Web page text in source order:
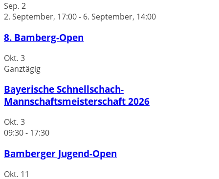
Sep. 2
2. September, 17:00- 6. September, 14:00
8. Bamberg-Open
Okt. 3
Ganztägig
Bayerische Schnellschach-
Mannschaftsmeisterschaft 2026
Okt. 3
09:30- 17:30
Bamberger Jugend-Open
Okt. 11